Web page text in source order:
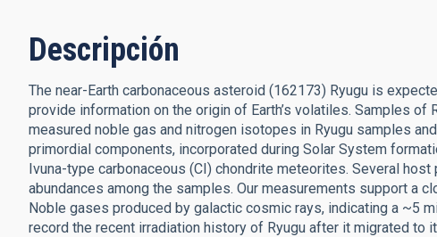
Descripción
The near-Earth carbonaceous asteroid (162173) Ryugu is
provide information on the origin of Earth’s volatiles. Samples
measured noble gas and nitrogen isotopes in Ryugu samples
primordial components, incorporated during Solar System
Ivuna-type carbonaceous (CI) chondrite meteorites. Several
abundances among the samples. Our measurements support a
Noble gases produced by galactic cosmic rays, indicating a ~5
record the recent irradiation history of Ryugu after it migrated to